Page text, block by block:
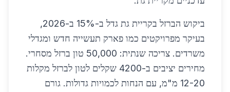
ביקוש הברזל בקריית גת גדל ב-15% ב-2026,
בעיקר מפרויקטים כמו פארק תעשייה חדש ומגדלי
משרדים. צריכה שנתית: 50,000 טון ברזל מסחרי.
מחירים יציבים ב-4200 שקלים לטון לברזל מקלות
12-20 מ"מ, עם הנחות לכמויות גדולות. גורם